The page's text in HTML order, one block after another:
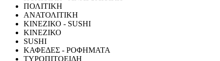
ΠΟΛΙΤΙΚΗ
ΑΝΑΤΟΛΙΤΙΚΗ
ΚΙΝΕΖΙΚΟ - SUSHI
ΚΙΝΕΖΙΚΟ
SUSHI
ΚΑΦΕΔΕΣ - ΡΟΦΗΜΑΤΑ
ΤΥΡΟΠΙΤΟΕΙΔΗ